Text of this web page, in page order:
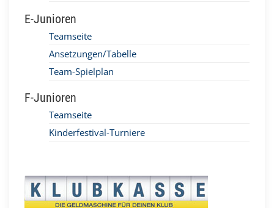
E-Junioren
Teamseite
Ansetzungen/Tabelle
Team-Spielplan
F-Junioren
Teamseite
Kinderfestival-Turniere